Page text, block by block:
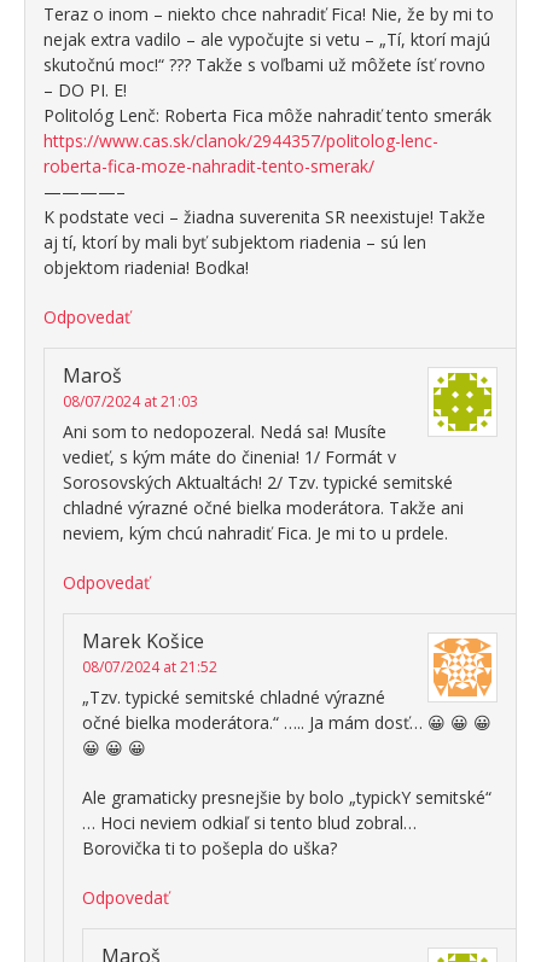
Teraz o inom – niekto chce nahradiť Fica! Nie, že by mi to
nejak extra vadilo – ale vypočujte si vetu – „Tí, ktorí majú
skutočnú moc!“ ??? Takže s voľbami už môžete ísť rovno
– DO PI. E!
Politológ Lenč: Roberta Fica môže nahradiť tento smerák
https://www.cas.sk/clanok/2944357/politolog-lenc-
roberta-fica-moze-nahradit-tento-smerak/
————–
K podstate veci – žiadna suverenita SR neexistuje! Takže
aj tí, ktorí by mali byť subjektom riadenia – sú len
objektom riadenia! Bodka!
Odpovedať
Maroš
08/07/2024 at 21:03
Ani som to nedopozeral. Nedá sa! Musíte
vedieť, s kým máte do činenia! 1/ Formát v
Sorosovských Aktualtách! 2/ Tzv. typické semitské
chladné výrazné očné bielka moderátora. Takže ani
neviem, kým chcú nahradiť Fica. Je mi to u prdele.
Odpovedať
Marek Košice
08/07/2024 at 21:52
„Tzv. typické semitské chladné výrazné
očné bielka moderátora.“ ….. Ja mám dosť… 😀 😀 😀
😀 😀 😀
Ale gramaticky presnejšie by bolo „typickY semitské“
… Hoci neviem odkiaľ si tento blud zobral…
Borovička ti to pošepla do uška?
Odpovedať
Maroš